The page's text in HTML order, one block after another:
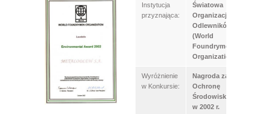
Instytucja
przyznająca:
Światowa
Organizacja
Odlewników
(World
Foundrymen
Organization)
Wyróżnienie
w Konkursie:
Nagroda za
Ochronę
Środowiska
w 2002 r.